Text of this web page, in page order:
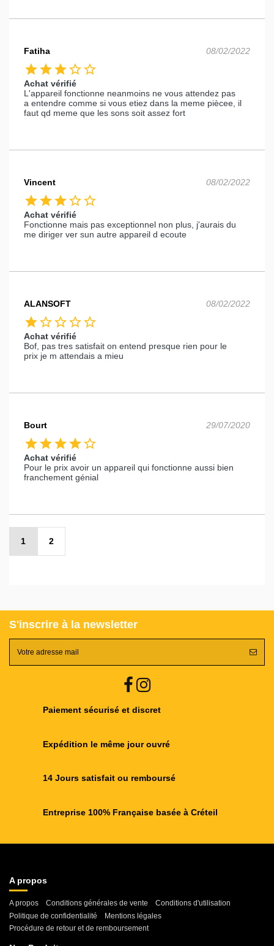
Fatiha 08/02/2022
starstarstarstar_borderstar_border
Achat vérifié
L'appareil fonctionne neanmoins ne vous attendez pas
a entendre comme si vous etiez dans la meme piècee, il
faut qd meme que les sons soit assez fort
Vincent 08/02/2022
starstarstarstar_borderstar_border
Achat vérifié
Fonctionne mais pas exceptionnel non plus, j'aurais du
me diriger ver sun autre appareil d ecoute
ALANSOFT 08/02/2022
starstar_borderstar_borderstar_borderstar_border
Achat vérifié
Bof, pas tres satisfait on entend presque rien pour le
prix je m attendais a mieu
Bourt 29/07/2020
starstarstarstarstar_border
Achat vérifié
Pour le prix avoir un appareil qui fonctionne aussi bien
franchement génial
1 2
S'inscrire à la newsletter
Paiement sécurisé et discret
Expédition le même jour ouvré
14 Jours satisfait ou remboursé
Entreprise 100% Française basée à Créteil
A propos
A propos Conditions générales de vente
Conditions d'utilisation
Politique de confidentialité
Mentions légales
Procédure de retour et de remboursement